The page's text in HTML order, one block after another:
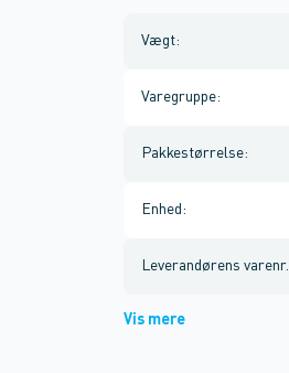
Vægt:
Varegruppe:
Pakkestørrelse:
Enhed :
Leverandørens varenr.
Vis mere